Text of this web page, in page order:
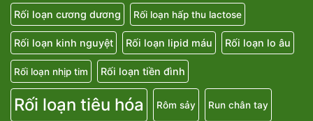
Rối loạn cương dương Rối loạn hấp thu lactose
Rối loạn kinh nguyệt Rối loạn lipid máu Rối loạn lo âu
Rối loạn nhịp tim Rối loạn tiền đình
Rối loạn tiêu hóa Rôm sảy Run chân tay